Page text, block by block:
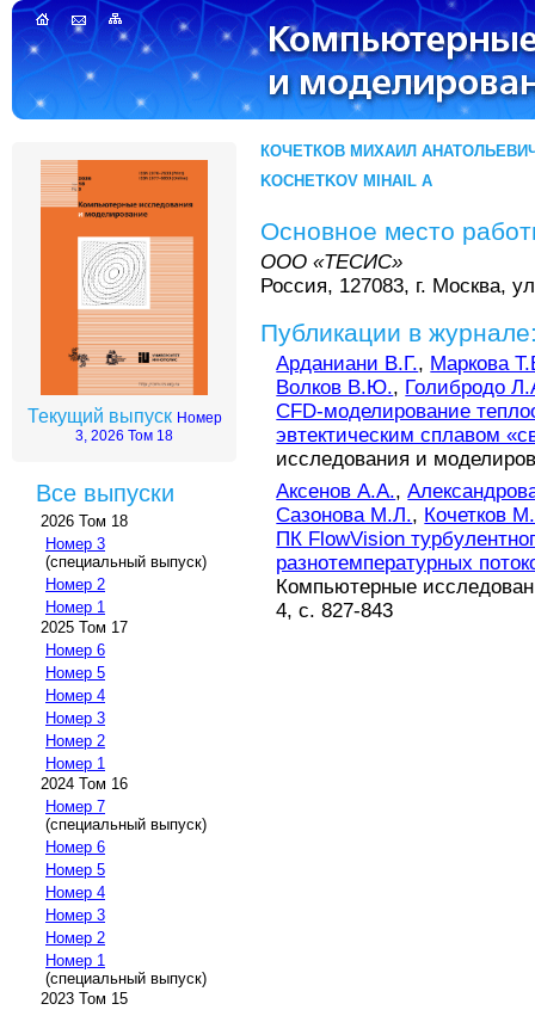
Текущий выпуск Номер
3, 2026 Том 18
Все выпуски
2026 Том 18
Номер 3
(специальный выпуск)
Номер 2
Номер 1
2025 Том 17
Номер 6
Номер 5
Номер 4
Номер 3
Номер 2
Номер 1
2024 Том 16
Номер 7
(специальный выпуск)
Номер 6
Номер 5
Номер 4
Номер 3
Номер 2
Номер 1
(специальный выпуск)
2023 Том 15
КОЧЕТКОВ МИХАИЛ
KOCHETKOV MIHAIL A
Основное место
ООО «ТЕСИС»
Россия, 127083, г. Москва,
Публикации в
Арданиани В.Г., Маркова
Волков В.Ю., Голибродо
CFD-моделирование
эвтектическим сплавом
исследования и
Аксенов А.А.,
Сазонова М.Л., Кочетков
ПК FlowVision
разнотемпературных
Компьютерные
4, с. 827-843